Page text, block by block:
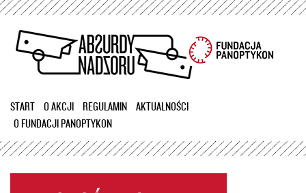
Przejdź
treści
START O AKCJI REGULAMIN
AKTUALNOŚCI
O FUNDACJI PANOPTYKON